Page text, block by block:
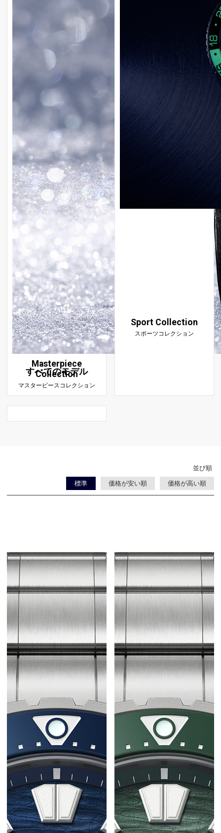
Masterpiece
Collection
マスターピースコレクション
Sport Collection
スポーツコレクション
すべてのモデル
並び順
標準 価格が安い順 価格が高い順